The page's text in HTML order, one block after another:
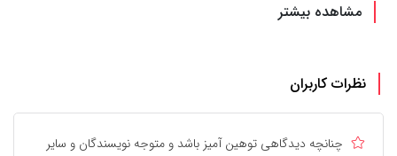
مشاهده بیشتر
نظرات کاربران
چنانچه دیدگاهی توهین آمیز باشد و متوجه نویسندگان و سایر